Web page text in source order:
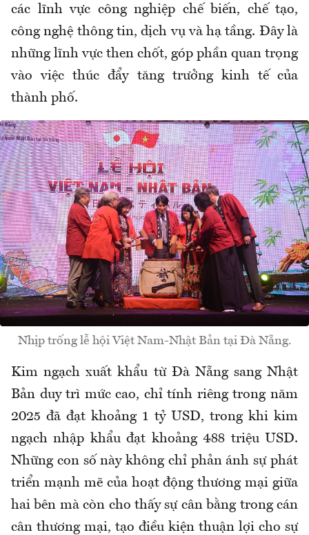
các lĩnh vực công nghiệp chế biến, chế tạo,
công nghệ thông tin, dịch vụ và hạ tầng. Đây là
những lĩnh vực then chốt, góp phần quan trọng
vào việc thúc đẩy tăng trưởng kinh tế của
thành phố.
Nhịp trống lễ hội Việt Nam-Nhật Bản tại Đà Nẵng.
Kim ngạch xuất khẩu từ Đà Nẵng sang Nhật
Bản duy trì mức cao, chỉ tính riêng trong năm
2025 đã đạt khoảng 1 tỷ USD, trong khi kim
ngạch nhập khẩu đạt khoảng 488 triệu USD.
Những con số này không chỉ phản ánh sự phát
triển mạnh mẽ của hoạt động thương mại giữa
hai bên mà còn cho thấy sự cân bằng trong cán
cân thương mại, tạo điều kiện thuận lợi cho sự